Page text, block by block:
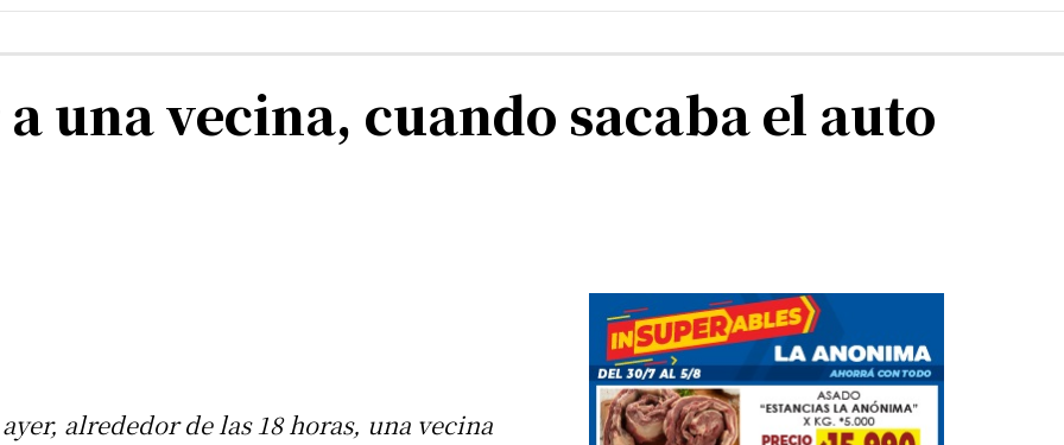
una vecina, cuando sacaba el auto
alrededor de las 18 horas, una vecina